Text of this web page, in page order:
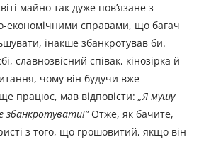
майно так дуже пов’язане з
економічними справами, що багач
інакше збанкротував би.
славнозвісний співак, кінозірка й
чому він будучи вже
працює, мав відповісти:„Я мушу
збанкротувати!”Отже, як бачите,
з того, що грошовитий, якщо він